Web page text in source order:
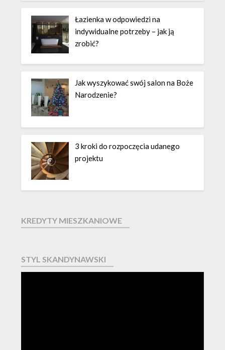
Łazienka w odpowiedzi na
indywidualne potrzeby – jak ją
zrobić?
Jak wyszykować swój salon na Boże
Narodzenie?
3 kroki do rozpoczęcia udanego
projektu
KREDYTY MIESZKANIOWE
STYL SKANDYNAWSKI